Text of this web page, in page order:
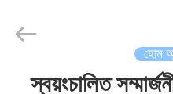
বাড়ি
INDUSTRY
Reserved.
হোম
স্বয়ংচালিত